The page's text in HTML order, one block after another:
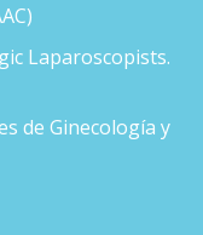
Laparoscopists.
de Ginecología y